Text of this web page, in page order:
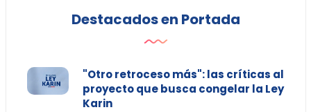
Destacados en Portada
"Otro retroceso más": las críticas al
proyecto que busca congelar la Ley
Karin